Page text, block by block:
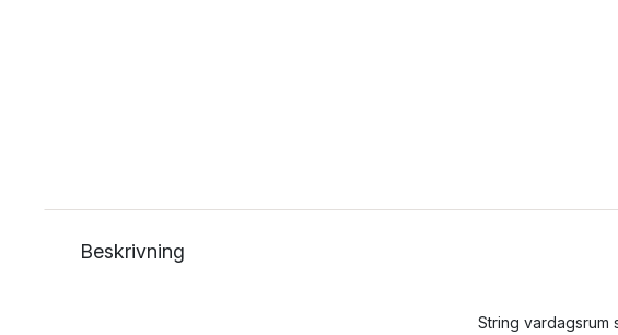
Beskrivning
String vardagsrum